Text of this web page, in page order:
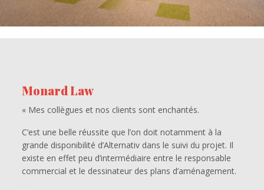
Monard Law
« Mes collègues et nos clients sont enchantés.
C’est une belle réussite que l’on doit notamment à la
grande disponibilité d’Alternativ dans le suivi du projet. Il
existe en effet peu d’intermédiaire entre le responsable
commercial et le dessinateur des plans d’aménagement.